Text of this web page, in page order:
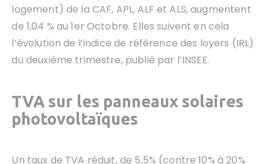
logement) de la CAF, APL, ALF et ALS, augmentent
de 1,04 % au 1er Octobre. Elles suivent en cela
l’évolution de l’indice de référence des loyers (IRL)
du deuxième trimestre, publié par l’INSEE.
TVA sur les panneaux solaires
photovoltaïques
Un taux de TVA réduit, de 5,5% (contre 10% à 20%